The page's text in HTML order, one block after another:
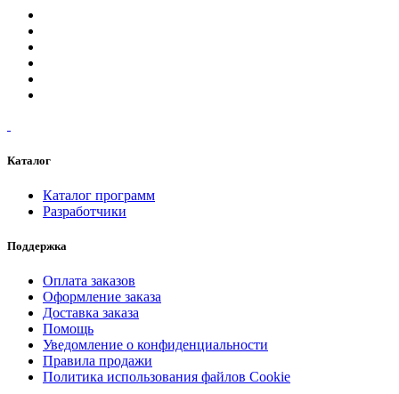
Каталог
Каталог программ
Разработчики
Поддержка
Оплата заказов
Оформление заказа
Доставка заказа
Помощь
Уведомление о конфиденциальности
Правила продажи
Политика использования файлов Cookie